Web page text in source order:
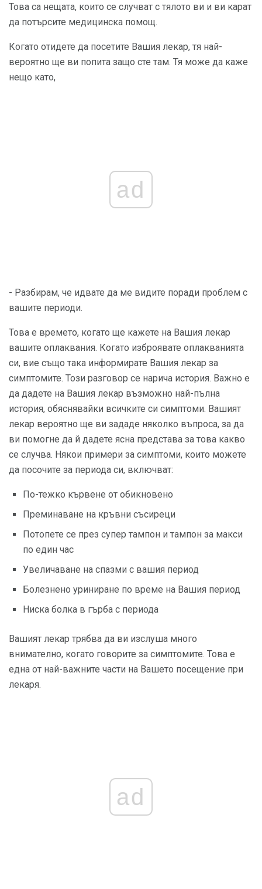
Това са нещата, които се случват с тялото ви и ви карат
да потърсите медицинска помощ.
Когато отидете да посетите Вашия лекар, тя най-
вероятно ще ви попита защо сте там. Тя може да каже
нещо като,
ad
- Разбирам, че идвате да ме видите поради проблем с
вашите периоди.
Това е времето, когато ще кажете на Вашия лекар
вашите оплаквания. Когато изброявате оплакванията
си, вие също така информирате Вашия лекар за
симптомите. Този разговор се нарича история. Важно е
да дадете на Вашия лекар възможно най-пълна
история, обяснявайки всичките си симптоми. Вашият
лекар вероятно ще ви зададе няколко въпроса, за да
ви помогне да й дадете ясна представа за това какво
се случва. Някои примери за симптоми, които можете
да посочите за периода си, включват:
По-тежко кървене от обикновено
Преминаване на кръвни съсиреци
Потопете се през супер тампон и тампон за макси
по един час
Увеличаване на спазми с вашия период
Болезнено уриниране по време на Вашия период
Ниска болка в гърба с периода
Вашият лекар трябва да ви изслуша много
внимателно, когато говорите за симптомите. Това е
една от най-важните части на Вашето посещение при
лекаря.
ad